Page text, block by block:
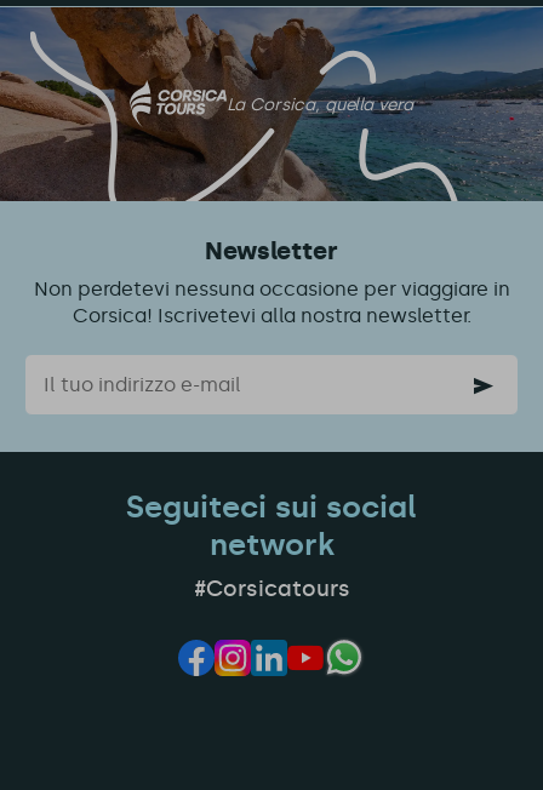
su
questo
articolo
La Corsica, quella vera
Newsletter
Non perdetevi nessuna occasione per viaggiare in
Corsica! Iscrivetevi alla nostra newsletter.
Email
Seguiteci sui social
network
#Corsicatours